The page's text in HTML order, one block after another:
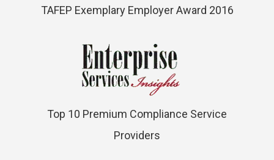
TAFEP Exemplary Employer Award 2016
Top 10 Premium Compliance Service
Providers